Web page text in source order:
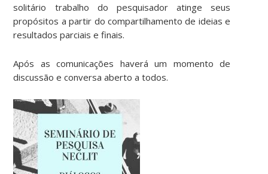
solitário trabalho do pesquisador atinge seus
propósitos a partir do compartilhamento de ideias e
resultados parciais e finais.
Após as comunicações haverá um momento de
discussão e conversa aberto a todos.